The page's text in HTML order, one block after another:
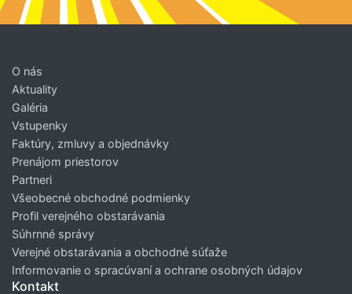
O nás
Aktuality
Galéria
Vstupenky
Faktúry, zmluvy a objednávky
Prenájom priestorov
Partneri
Všeobecné obchodné podmienky
Profil verejného obstarávania
Súhrnné správy
Verejné obstarávania a obchodné súťaže
Informovanie o spracúvaní a ochrane osobných údajov
Kontakt